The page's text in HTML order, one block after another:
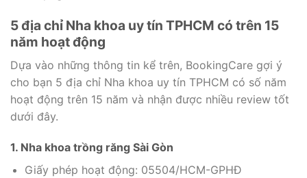
5 địa chỉ Nha khoa uy tín TPHCM có trên 15
năm hoạt động
Dựa vào những thông tin kể trên, BookingCare gợi ý
cho bạn 5 địa chỉ Nha khoa uy tín TPHCM có số năm
hoạt động trên 15 năm và nhận được nhiều review tốt
dưới đây.
1. Nha khoa trồng răng Sài Gòn
Giấy phép hoạt động: 05504/HCM-GPHĐ